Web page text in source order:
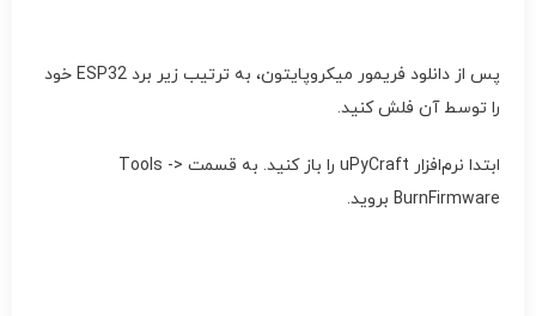
پس از دانلود فریمور میکروپایتون، به ترتیب زیر برد ESP32 خود
را توسط آن فلش کنید.
ابتدا نرم‌افزار uPyCraft را باز کنید. به قسمت Tools ->
BurnFirmware بروید.